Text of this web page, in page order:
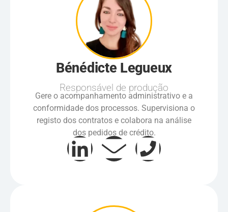
Bénédicte Legueux
Responsável de produção
Gere o acompanhamento administrativo e a
conformidade dos processos. Supervisiona o
registo dos contratos e colabora na análise
dos pedidos de crédito.